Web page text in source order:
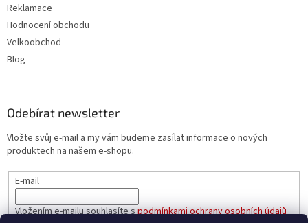
Reklamace
Hodnocení obchodu
Velkoobchod
Blog
Odebírat newsletter
Vložte svůj e-mail a my vám budeme zasílat informace o nových
produktech na našem e-shopu.
E-mail
Vložením e-mailu souhlasíte spodmínkami ochrany osobních údajů